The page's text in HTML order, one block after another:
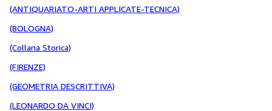
(ANTIQUARIATO-ARTI APPLICATE-TECNICA)
(BOLOGNA)
(Collana Storica)
(FIRENZE)
(GEOMETRIA DESCRITTIVA)
(LEONARDO DA VINCI)